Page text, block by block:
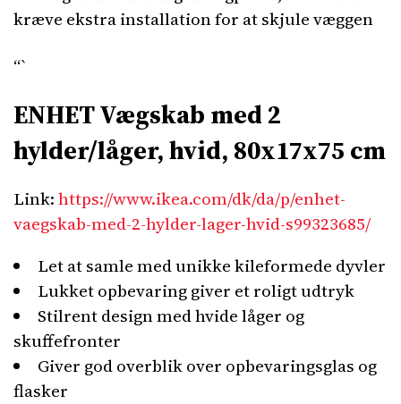
kræve ekstra installation for at skjule væggen
“`
ENHET Vægskab med 2
hylder/låger, hvid, 80x17x75 cm
Link:https://www.ikea.com/dk/da/p/enhet-
vaegskab-med-2-hylder-lager-hvid-s99323685/
Let at samle med unikke kileformede dyvler
Lukket opbevaring giver et roligt udtryk
Stilrent design med hvide låger og
skuffefronter
Giver god overblik over opbevaringsglas og
flasker